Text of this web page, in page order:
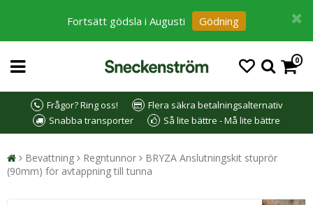
Fortsätt gödsla i Augusti Gödning
0
Frågor? Ring oss!
Flera säkra betalningsalternativ
Snabba transporter
Så lite bättre - Må lite bättre
Bevattning Regntunnor
BRYZA Anslutningskit stuprör
(90mm) för avtappning till tunna